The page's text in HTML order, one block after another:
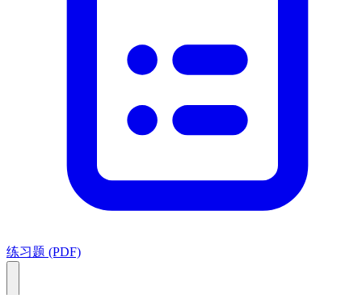
练习题 (PDF)